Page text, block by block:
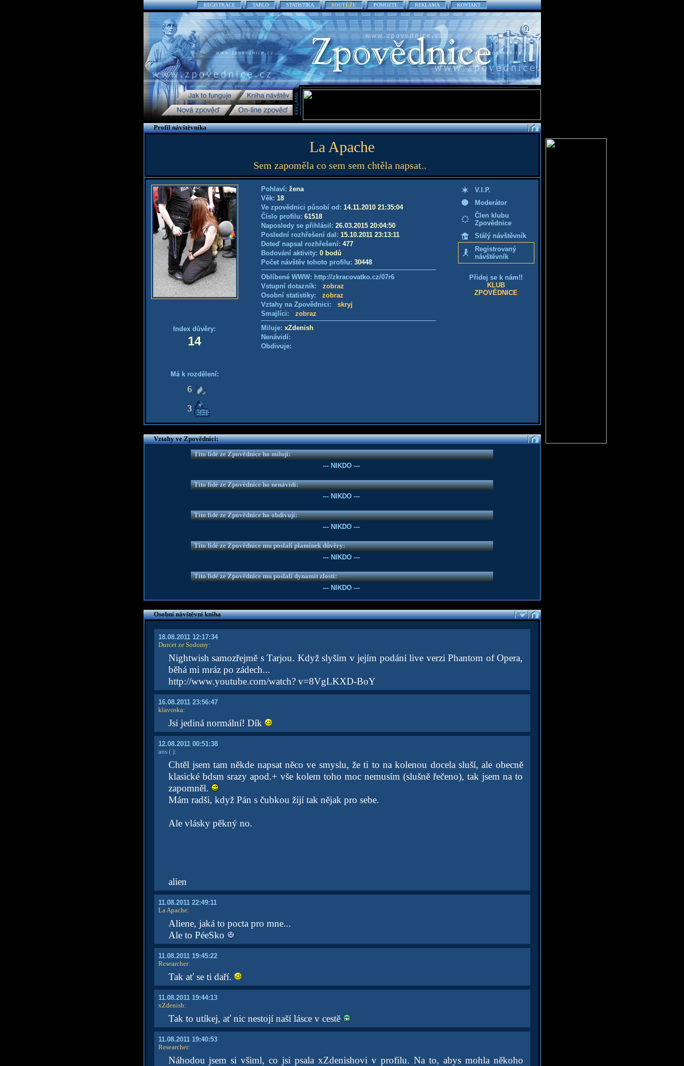
REGISTRACE TABLO STATISTIKA SOUTĚŽE POMOZTE REKLAMA KONTAKT
Profil návštěvníka
La Apache
Sem zapoměla co sem sem chtěla napsat..
Index důvěry:
14
Má k rozdělení:
6
3
Pohlaví: žena
Věk: 18
Ve zpovědnici působí od: 14.11.2010 21:35:04
Číslo profilu: 61518
Naposledy se přihlásil: 26.03.2015 20:04:50
Poslední rozhřešení dal: 15.10.2011 23:13:11
Doteď napsal rozhřešení: 477
Bodování aktivity: 0 bodů
Počet návštěv tohoto profilu: 30448
Oblíbené WWW: http://zkracovatko.cz/07r6
Vstupní dotazník: zobraz
Osobní statistiky: zobraz
Vztahy na Zpovědnici: skryj
Smajlíci: zobraz
Miluje: xZdenish
Nenávidí:
Obdivuje:
V.I.P.
Moderátor
Člen klubu
Zpovědnice
Stálý návštěvník
Registrovaný
návštěvník
Přidej se k nám!!
KLUB
ZPOVĚDNICE
Vztahy ve Zpovědnici:
Tito lidé ze Zpovědnice ho milují:
--- NIKDO ---
Tito lidé ze Zpovědnice ho nenávidí:
--- NIKDO ---
Tito lidé ze Zpovědnice ho obdivují:
--- NIKDO ---
Tito lidé ze Zpovědnice mu poslali plamínek důvěry:
--- NIKDO ---
Tito lidé ze Zpovědnice mu poslali dynamit zlosti:
--- NIKDO ---
Osobní návštěvní kniha
18.08.2011 12:17:34
Durcet ze Sodomy:
Nightwish samozřejmě s Tarjou. Když slyším v jejím podání live verzi Phantom of Opera,
běhá mi mráz po zádech...
http://www.youtube.com/watch? v=8VgLKXD-BoY
16.08.2011 23:56:47
klavoska:
Jsi jediná normální! Dík
12.08.2011 00:51:38
ans( ):
Chtěl jsem tam někde napsat něco ve smyslu, že ti to na kolenou docela sluší, ale obecně
klasické bdsm srazy apod.+ vše kolem toho moc nemusím (slušně řečeno), tak jsem na to
zapomněl.
Mám radši, když Pán s čubkou žijí tak nějak pro sebe.
Ale vlásky pěkný no.
alien
11.08.2011 22:49:11
La Apache:
Aliene, jaká to pocta pro mne...
Ale to PéeSko
11.08.2011 19:45:22
Researcher:
Tak ať se ti daří.
11.08.2011 19:44:13
xZdenish:
Tak to utíkej, ať nic nestojí naší lásce v cestě
11.08.2011 19:40:53
Researcher:
Náhodou jsem si všiml, co jsi psala xZdenishovi v profilu. Na to, abys mohla někoho